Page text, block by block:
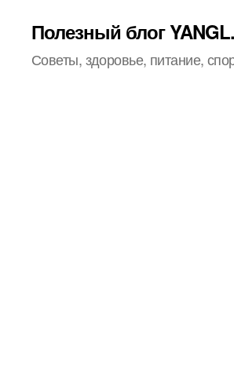
Полезный блог
Советы, здоровье, питание,